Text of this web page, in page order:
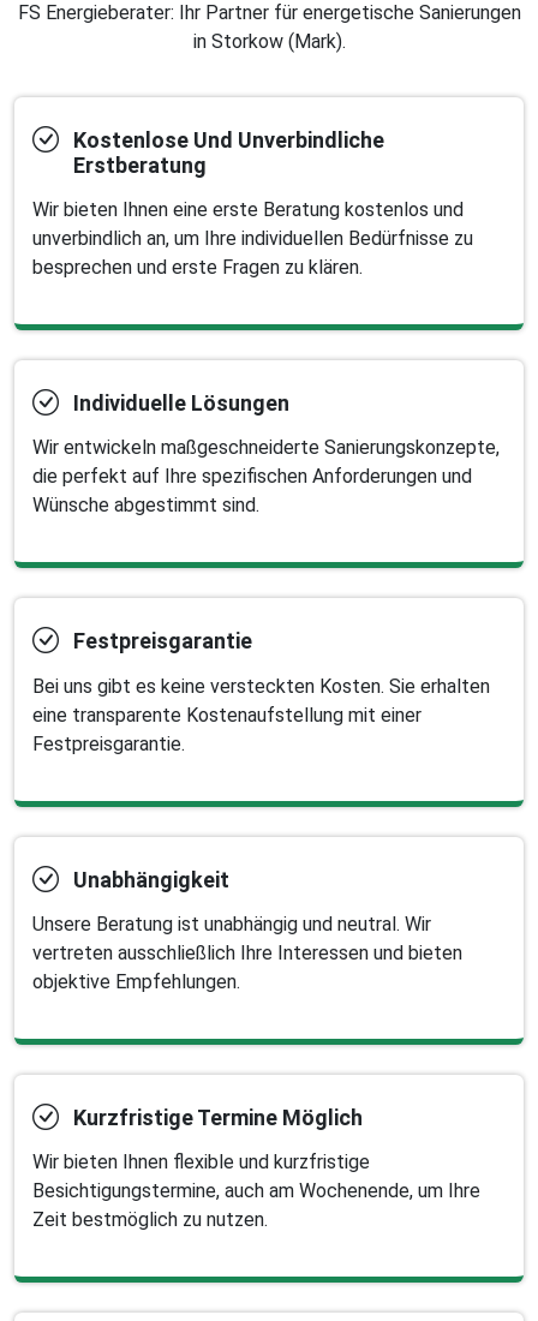
FS Energieberater: Ihr Partner für energetische Sanierungen
in Storkow (Mark).
Kostenlose Und Unverbindliche
Erstberatung
Wir bieten Ihnen eine erste Beratung kostenlos und
unverbindlich an, um Ihre individuellen Bedürfnisse zu
besprechen und erste Fragen zu klären.
Individuelle Lösungen
Wir entwickeln maßgeschneiderte Sanierungskonzepte,
die perfekt auf Ihre spezifischen Anforderungen und
Wünsche abgestimmt sind.
Festpreisgarantie
Bei uns gibt es keine versteckten Kosten. Sie erhalten
eine transparente Kostenaufstellung mit einer
Festpreisgarantie.
Unabhängigkeit
Unsere Beratung ist unabhängig und neutral. Wir
vertreten ausschließlich Ihre Interessen und bieten
objektive Empfehlungen.
Kurzfristige Termine Möglich
Wir bieten Ihnen flexible und kurzfristige
Besichtigungstermine, auch am Wochenende, um Ihre
Zeit bestmöglich zu nutzen.